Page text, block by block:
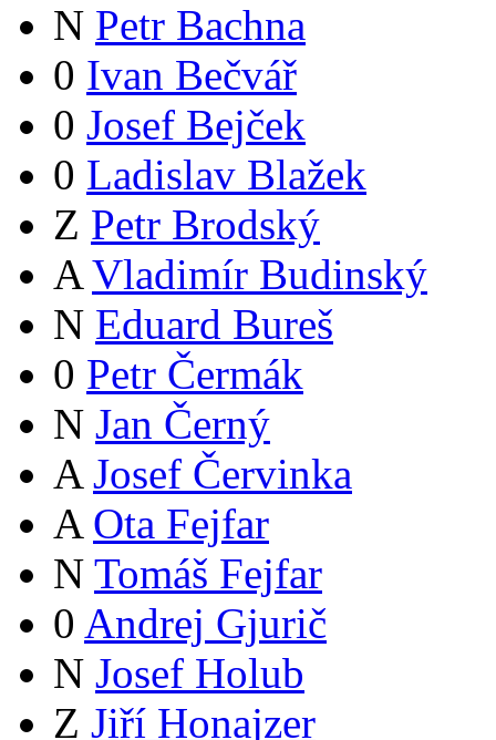
N Petr Bachna
0 Ivan Bečvář
0 Josef Bejček
0 Ladislav Blažek
Z Petr Brodský
A Vladimír Budinský
N Eduard Bureš
0 Petr Čermák
N Jan Černý
A Josef Červinka
A Ota Fejfar
N Tomáš Fejfar
0 Andrej Gjurič
N Josef Holub
Z Jiří Honajzer